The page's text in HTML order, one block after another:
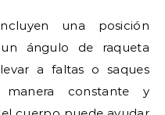
una posición
ángulo de raqueta
a faltas o saques
manera constante y